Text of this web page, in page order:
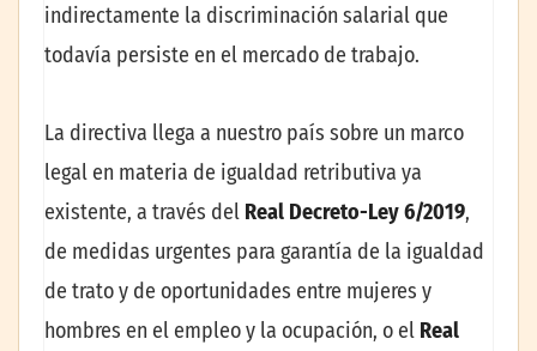
indirectamente la discriminación salarial que
todavía persiste en el mercado de trabajo.
La directiva llega a nuestro país sobre un marco
legal en materia de igualdad retributiva ya
existente, a través del Real Decreto-Ley 6/2019,
de medidas urgentes para garantía de la igualdad
de trato y de oportunidades entre mujeres y
hombres en el empleo y la ocupación, o el Real